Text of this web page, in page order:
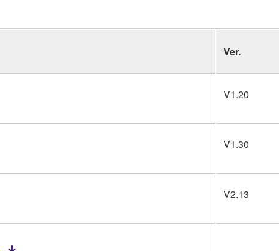
Ver.
V1.20
V1.30
V2.13